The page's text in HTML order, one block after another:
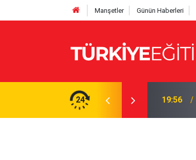
Manşetler Günün Haberleri
24
İşte tam çizelge 19:56